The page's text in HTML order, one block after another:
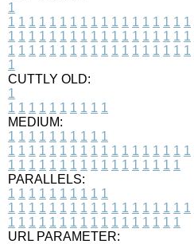
1
1 1 1 1 1 1 1 1 1 1 1 1 1 1 1 1 1 1
1 1 1 1 1 1 1 1 1 1 1 1 1 1 1 1 1 1
1 1 1 1 1 1 1 1 1 1 1 1 1 1 1 1 1 1
1
CUTTLY OLD:
1
1 1 1 1 1 1 1 1 1 1
MEDIUM:
1 1 1 1 1 1 1 1 1 1
1 1 1 1 1 1 1 1 1 1 1 1 1 1 1 1 1 1
1 1 1 1 1 1 1 1 1 1 1 1 1 1 1 1 1
PARALLELS:
1 1 1 1 1 1 1 1 1 1
1 1 1 1 1 1 1 1 1 1 1 1 1 1 1 1 1 1
1 1 1 1 1 1 1 1 1 1 1 1 1 1 1 1 1
URL PARAMETER: